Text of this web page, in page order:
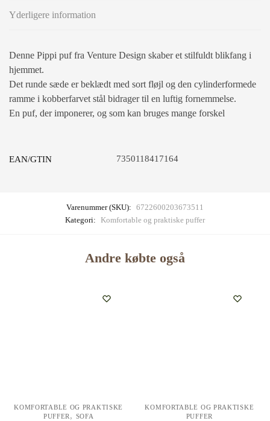
Yderligere information
Denne Pippi puf fra Venture Design skaber et stilfuldt blikfang i
hjemmet.
Det runde sæde er beklædt med sort fløjl og den cylinderformede
ramme i kobberfarvet stål bidrager til en luftig fornemmelse.
En puf, der imponerer, og som kan bruges mange forskel
EAN/GTIN 7350118417164
Varenummer (SKU): 6722600203673511
Kategori: Komfortable og praktiske puffer
Andre købte også
KOMFORTABLE OG PRAKTISKE
PUFFER , SOFA
KOMFORTABLE OG PRAKTISKE
PUFFER